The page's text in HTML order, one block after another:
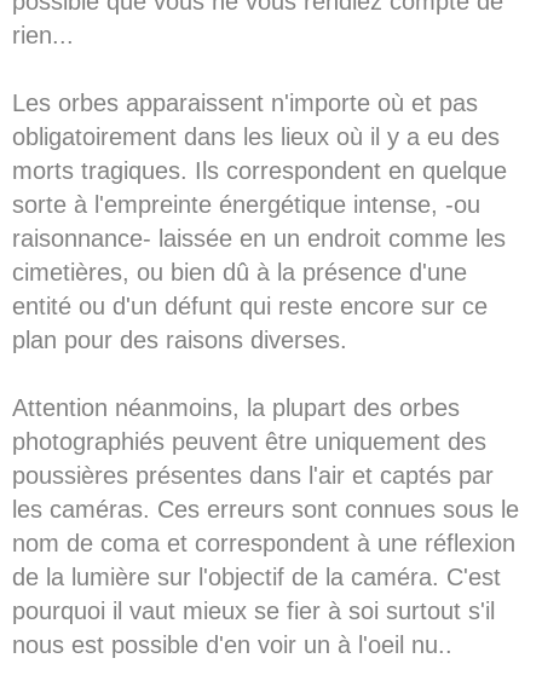
rien...
Les orbes apparaissent n'importe où et pas
obligatoirement dans les lieux où il y a eu des
morts tragiques. Ils correspondent en quelque
sorte à l'empreinte énergétique intense, -ou
raisonnance- laissée en un endroit comme les
cimetières, ou bien dû à la présence d'une
entité ou d'un défunt qui reste encore sur ce
plan pour des raisons diverses.
Attention néanmoins, la plupart des orbes
photographiés peuvent être uniquement des
poussières présentes dans l'air et captés par
les caméras. Ces erreurs sont connues sous le
nom de coma et correspondent à une réflexion
de la lumière sur l'objectif de la caméra. C'est
pourquoi il vaut mieux se fier à soi surtout s'il
nous est possible d'en voir un à l'oeil nu..